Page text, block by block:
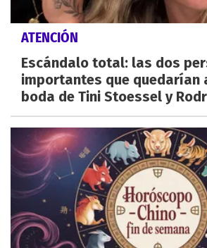
ATENCIÓN
Escándalo total: las dos
importantes que quedarían
boda de Tini Stoessel y